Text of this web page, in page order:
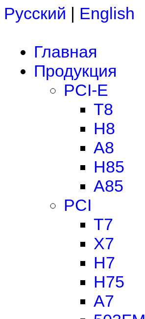
Русский | English
Главная
Продукция
PCI-E
T8
H8
A8
H85
A85
PCI
T7
X7
H7
H75
A7